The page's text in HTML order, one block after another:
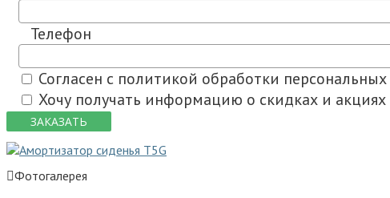
Телефон
Согласен с политикой обработки
Хочу получать информацию о скидках и акциях
ЗАКАЗАТЬ
Фотогалерея